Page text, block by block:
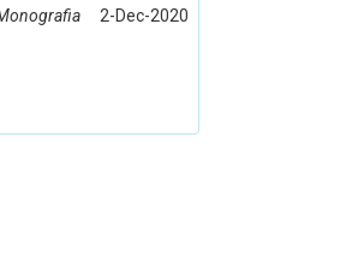
2-Dec-2020